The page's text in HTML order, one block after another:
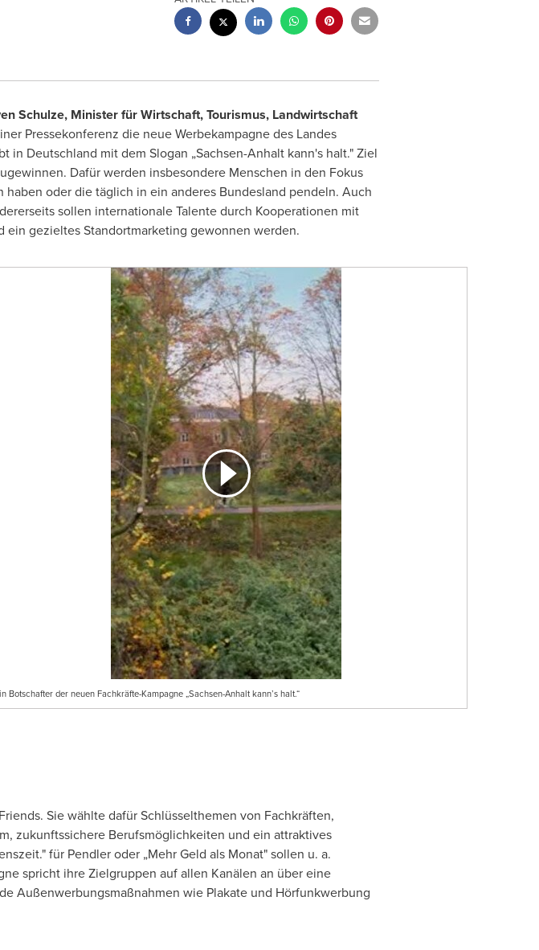
Schulze, Minister für Wirtschaft, Tourismus, Landwirtschaft
Pressekonferenz die neue Werbekampagne des Landes
Deutschland mit dem Slogan „Sachsen-Anhalt kann's halt." Ziel
Dafür werden insbesondere Menschen in den Fokus
oder die täglich in ein anderes Bundesland pendeln. Auch
sollen internationale Talente durch Kooperationen mit
ein gezieltes Standortmarketing gewonnen werden.
Botschafter der neuen Fachkräfte-Kampagne „Sachsen-Anhalt kann’s halt.“
Sie wählte dafür Schlüsselthemen von Fachkräften,
zukunftssichere Berufsmöglichkeiten und ein attraktives
für Pendler oder „Mehr Geld als Monat" sollen u. a.
spricht ihre Zielgruppen auf allen Kanälen an über eine
Außenwerbungsmaßnahmen wie Plakate und Hörfunkwerbung